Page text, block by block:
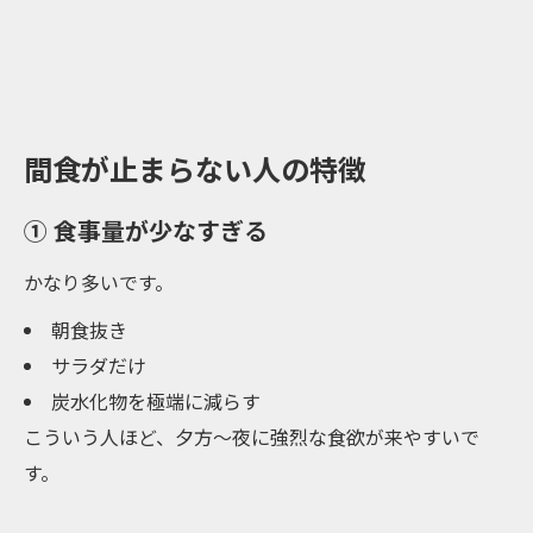
間食が止まらない人の特徴
① 食事量が少なすぎる
かなり多いです。
朝食抜き
サラダだけ
炭水化物を極端に減らす
こういう人ほど、夕方〜夜に強烈な食欲が来やすいで
す。